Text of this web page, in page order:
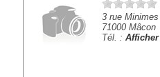
3 rue Minimes
71000 Mâcon
Tél. :